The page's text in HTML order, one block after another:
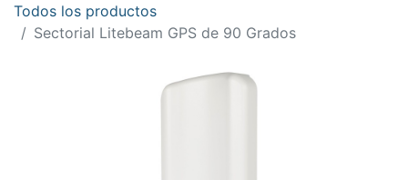
Todos los productos
Sectorial Litebeam GPS de 90 Grados